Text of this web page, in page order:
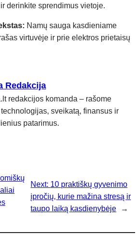
derinkite sprendimus vietoje.
Namų sauga kasdieniame
virtuvėje ir prie elektros prietaisų
Redakcija
redakcijos komanda – rašome
sveikatą, finansus ir
patarimus.
Next: 10 praktiškų gyvenimo
įpročių, kurie mažina stresą ir
taupo laiką kasdienybėje
→